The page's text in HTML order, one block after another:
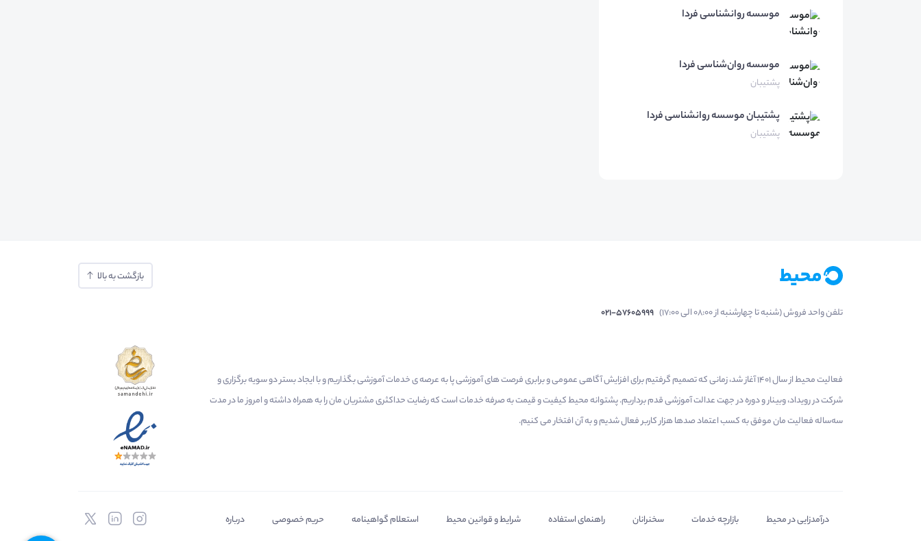
موسسه روانشناسی فردا
موسسه روان‌شناسیفردا
پشتیبان
پشتیبان موسسهروانشناسی فردا
پشتیبان
بازگشت به بالا
تلفن واحد فروش (شنبه تا چهارشنبه از 08:00 الی 17:00) 021-57605999
فعالیت محیط از سال 1401 آغاز شد، زمانی که تصمیم گرفتیم برای افزایش آگاهی عمومی و برابری فرصت های آموزشی پا به عرصه ی خدمات آموزشی بگذاریم و با ایجاد بستر دو سویه برگزاری و
شرکت در رویداد، وبینار و دوره در جهت عدالت آموزشی قدم برداریم. پشتوانه محیط کیفیت و قیمت به صرفه خدمات است که رضایت حداکثری مشتریان مان را به همراه داشته و امروز ما در مدت
سه‌ساله فعالیت مان موفق به کسب اعتماد صدها هزار کاربر فعال شدیم و به آن افتخار می‌ کنیم.
درآمدزایی در محیط بازارچه خدمات سخنرانان راهنمای استفاده شرایط و قوانین محیط استعلام گواهینامه حریم خصوصی درباره